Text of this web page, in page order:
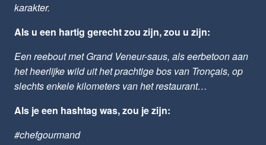
karakter.
Als u een hartig gerecht zou zijn, zou u zijn:
Een reebout met Grand Veneur-saus, als eerbetoon aan
het heerlijke wild uit het prachtige bos van Tronçais, op
slechts enkele kilometers van het restaurant…
Als je een hashtag was, zou je zijn:
#chefgourmand